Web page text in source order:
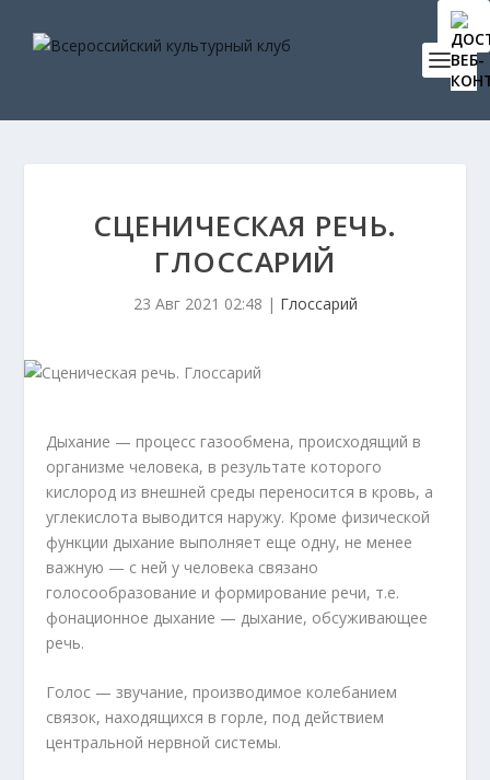
СЦЕНИЧЕСКАЯ РЕЧЬ.
ГЛОССАРИЙ
23 Авг 2021 02:48 | Глоссарий
Дыхание — процесс газообмена, происходящий в
организме человека, в результате которого
кислород из внешней среды переносится в кровь, а
углекислота выводится наружу. Кроме физической
функции дыхание выполняет еще одну, не менее
важную — с ней у человека связано
голосообразование и формирование речи, т.е.
фонационное дыхание — дыхание, обсуживающее
речь.
Голос — звучание, производимое колебанием
связок, находящихся в горле, под действием
центральной нервной системы.